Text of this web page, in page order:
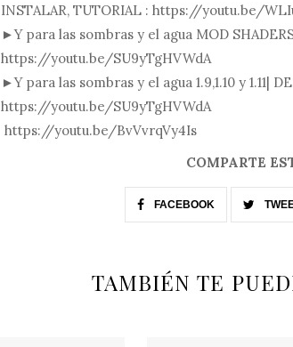
INSTALAR, TUTORIAL : https://youtu.be/
►Y para las sombras y el agua MOD
https://youtu.be/SU9yTgHVWdA
►Y para las sombras y el agua 1.9,1.10 y 1.11|
https://youtu.be/SU9yTgHVWdA
https://youtu.be/BvVvrqVy4Is
COMPARTE
FACEBOOK
TAMBIÉN TE